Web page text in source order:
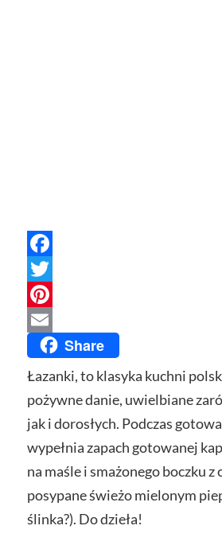
Facebook
Twitter
Pinterest
Email Share
Łazanki, to klasyka kuchni
pożywne danie, uwielbiane
jak i dorosłych. Podczas
wypełnia zapach gotowanej
na maśle i smażonego boczku
posypane świeżo mielonym
ślinka?). Do dzieła!